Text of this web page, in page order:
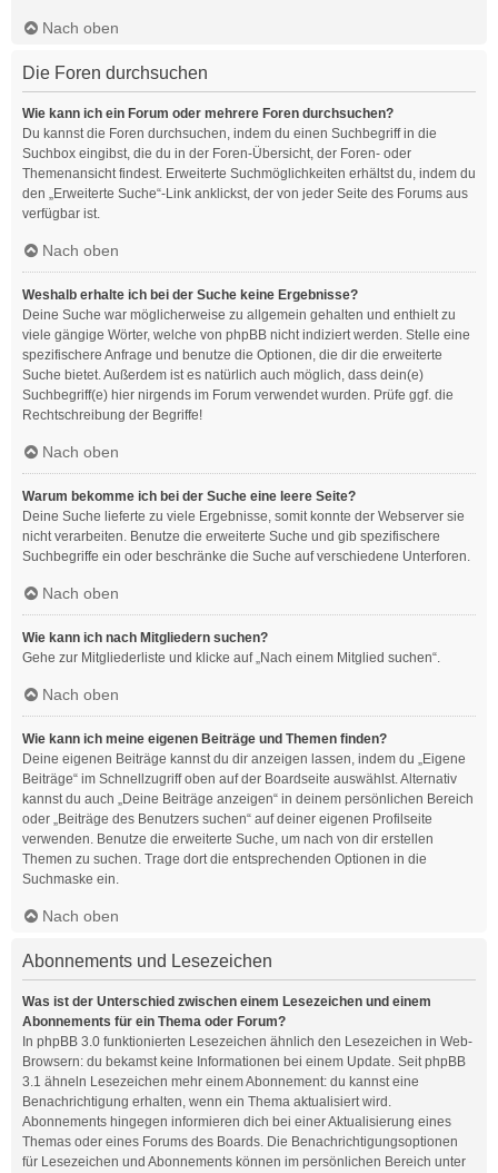
Nach oben
Die Foren durchsuchen
Wie kann ich ein Forum oder mehrere Foren durchsuchen?
Du kannst die Foren durchsuchen, indem du einen Suchbegriff in die
Suchbox eingibst, die du in der Foren-Übersicht, der Foren- oder
Themenansicht findest. Erweiterte Suchmöglichkeiten erhältst du, indem du
den „Erweiterte Suche“-Link anklickst, der von jeder Seite des Forums aus
verfügbar ist.
Nach oben
Weshalb erhalte ich bei der Suche keine Ergebnisse?
Deine Suche war möglicherweise zu allgemein gehalten und enthielt zu
viele gängige Wörter, welche von phpBB nicht indiziert werden. Stelle eine
spezifischere Anfrage und benutze die Optionen, die dir die erweiterte
Suche bietet. Außerdem ist es natürlich auch möglich, dass dein(e)
Suchbegriff(e) hier nirgends im Forum verwendet wurden. Prüfe ggf. die
Rechtschreibung der Begriffe!
Nach oben
Warum bekomme ich bei der Suche eine leere Seite?
Deine Suche lieferte zu viele Ergebnisse, somit konnte der Webserver sie
nicht verarbeiten. Benutze die erweiterte Suche und gib spezifischere
Suchbegriffe ein oder beschränke die Suche auf verschiedene Unterforen.
Nach oben
Wie kann ich nach Mitgliedern suchen?
Gehe zur Mitgliederliste und klicke auf „Nach einem Mitglied suchen“.
Nach oben
Wie kann ich meine eigenen Beiträge und Themen finden?
Deine eigenen Beiträge kannst du dir anzeigen lassen, indem du „Eigene
Beiträge“ im Schnellzugriff oben auf der Boardseite auswählst. Alternativ
kannst du auch „Deine Beiträge anzeigen“ in deinem persönlichen Bereich
oder „Beiträge des Benutzers suchen“ auf deiner eigenen Profilseite
verwenden. Benutze die erweiterte Suche, um nach von dir erstellen
Themen zu suchen. Trage dort die entsprechenden Optionen in die
Suchmaske ein.
Nach oben
Abonnements und Lesezeichen
Was ist der Unterschied zwischen einem Lesezeichen und einem
Abonnements für ein Thema oder Forum?
In phpBB 3.0 funktionierten Lesezeichen ähnlich den Lesezeichen in Web-
Browsern: du bekamst keine Informationen bei einem Update. Seit phpBB
3.1 ähneln Lesezeichen mehr einem Abonnement: du kannst eine
Benachrichtigung erhalten, wenn ein Thema aktualisiert wird.
Abonnements hingegen informieren dich bei einer Aktualisierung eines
Themas oder eines Forums des Boards. Die Benachrichtigungsoptionen
für Lesezeichen und Abonnements können im persönlichen Bereich unter